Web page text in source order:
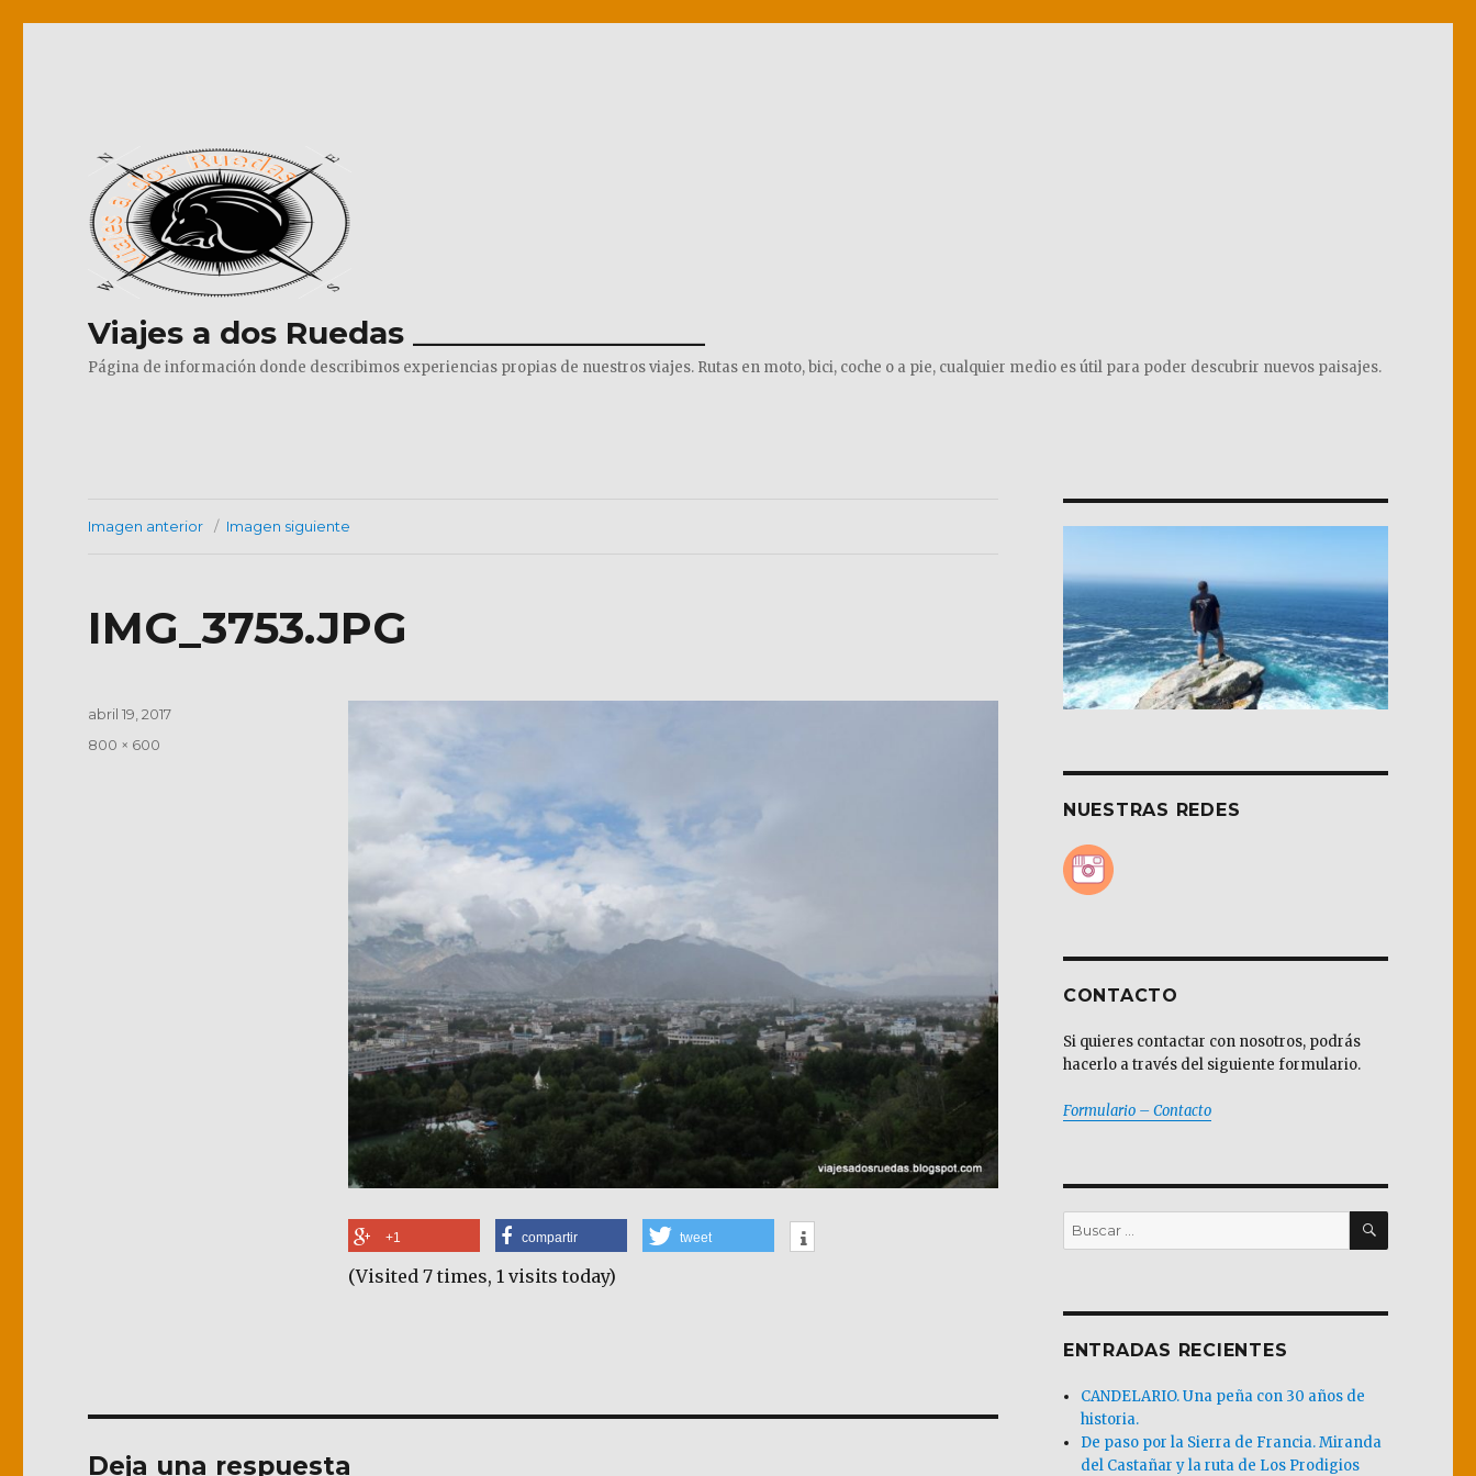
Viajes a dos Ruedas ___________________
Página de información donde describimos experiencias propias de nuestros viajes. Rutas en moto, bici, coche o a pie, cualquier medio es útil para poder descubrir nuevos paisajes.
Imagen anterior Imagen siguiente
IMG_3753.JPG
+1 compartir tweet
(Visited 7 times, 1 visits today)
Publicado
abril 19, 2017
Tamaño
800 × 600
Deja una respuesta
NUESTRAS REDES
CONTACTO
Si quieres contactar con nosotros, podrás
hacerlo a través del siguiente formulario.
Formulario – Contacto
Buscar
por:
BUSCAR
ENTRADAS RECIENTES
CANDELARIO. Una peña con 30 años de
historia.
De paso por la Sierra de Francia. Miranda
del Castañar y la ruta de Los Prodigios